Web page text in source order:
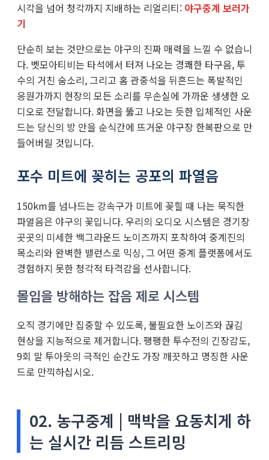
시각을 넘어 청각까지 지배하는 리얼리티: 야구중계 보러가
기
단순히 보는 것만으로는 야구의 진짜 매력을 느낄 수 없습니
다. 벳모아티비는 타석에서 터져 나오는 경쾌한 타구음, 투
수의 거친 숨소리, 그리고 홈 관중석을 뒤흔드는 폭발적인
응원가까지 현장의 모든 소리를 무손실에 가까운 생생한 오
디오로 전달합니다. 화면을 뚫고 나오는 듯한 입체적인 사운
드는 당신의 방 안을 순식간에 뜨거운 야구장 한복판으로 만
들어버릴 것입니다.
포수 미트에 꽂히는 공포의 파열음
150km를 넘나드는 강속구가 미트에 꽂힐 때 나는 묵직한
파열음은 야구의 꽃입니다. 우리의 오디오 시스템은 경기장
곳곳의 미세한 백그라운드 노이즈까지 포착하여 중계진의
목소리와 완벽한 밸런스로 믹싱, 그 어떤 중계 플랫폼에서도
경험하지 못한 청각적 타격감을 선사합니다.
몰입을 방해하는 잡음 제로 시스템
오직 경기에만 집중할 수 있도록, 불필요한 노이즈와 끊김
현상을 지능적으로 제거합니다. 팽팽한 투수전의 긴장감도,
9회 말 투아웃의 극적인 순간도 가장 깨끗하고 명징한 사운
드로 만끽하십시오.
02. 농구중계 | 맥박을 요동치게 하
는 실시간 리듬 스트리밍